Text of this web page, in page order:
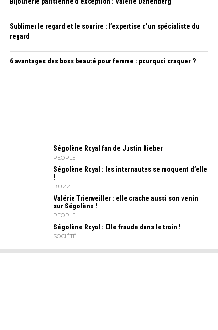
Bijouterie parisienne d’exception : Valérie Danenberg
Sublimer le regard et le sourire : l’expertise d’un spécialiste du
regard
6 avantages des boxs beauté pour femme : pourquoi craquer ?
Ségolène Royal fan de Justin Bieber
PEOPLE
Ségolène Royal : les internautes se moquent d’elle
!
BUZZ
Valérie Trierweiller : elle crache aussi son venin
sur Ségolène !
PEOPLE
Ségolène Royal : Elle fraude dans le train !
SOCIÉTÉ